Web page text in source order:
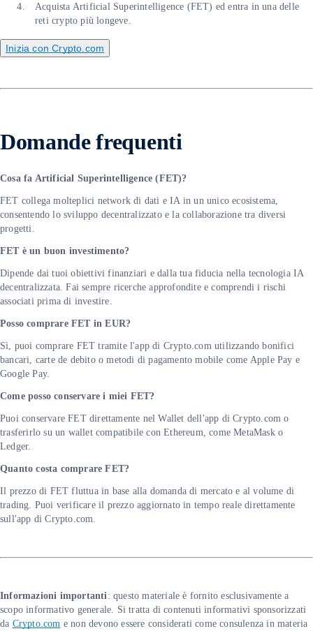
Acquista Artificial Superintelligence (FET) ed entra in una delle
reti crypto più longeve.
Inizia con Crypto.com
Domande frequenti
Cosa fa Artificial Superintelligence (FET)?
FET collega molteplici network di dati e IA in un unico ecosistema,
consentendo lo sviluppo decentralizzato e la collaborazione tra diversi
progetti.
FET è un buon investimento?
Dipende dai tuoi obiettivi finanziari e dalla tua fiducia nella tecnologia IA
decentralizzata. Fai sempre ricerche approfondite e comprendi i rischi
associati prima di investire.
Posso comprare FET in EUR?
Sì, puoi comprare FET tramite l'app di Crypto.com utilizzando bonifici
bancari, carte de debito o metodi di pagamento mobile come Apple Pay e
Google Pay.
Come posso conservare i miei FET?
Puoi conservare FET direttamente nel Wallet dell'app di Crypto.com o
trasferirlo su un wallet compatibile con Ethereum, come MetaMask o
Ledger.
Quanto costa comprare FET?
Il prezzo di FET fluttua in base alla domanda di mercato e al volume di
trading. Puoi verificare il prezzo aggiornato in tempo reale direttamente
sull'app di Crypto.com.
Informazioni importanti : questo materiale è fornito esclusivamente a
scopo informativo generale. Si tratta di contenuti informativi sponsorizzati
da Crypto.com e non devono essere considerati come consulenza in materia